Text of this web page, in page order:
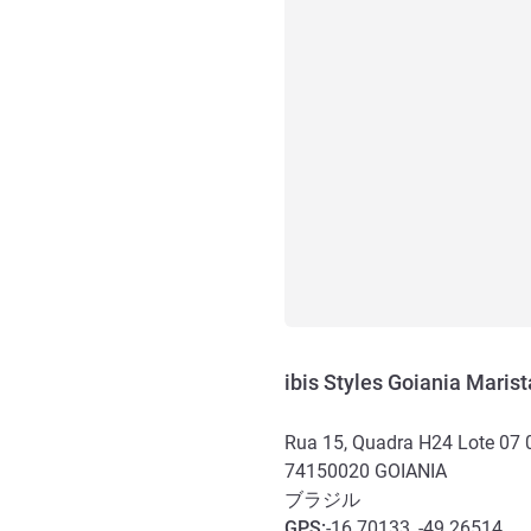
ibis Styles Goiania
Rua 15, Quadra H24 Lote 07
74150020 GOIANIA
ブラジル